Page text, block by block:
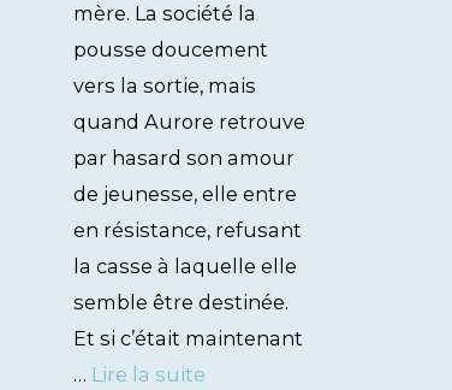
mère. La société la
pousse doucement
vers la sortie, mais
quand Aurore retrouve
par hasard son amour
de jeunesse, elle entre
en résistance, refusant
la casse à laquelle elle
semble être destinée.
Et si c’était maintenant
… Lire la suite